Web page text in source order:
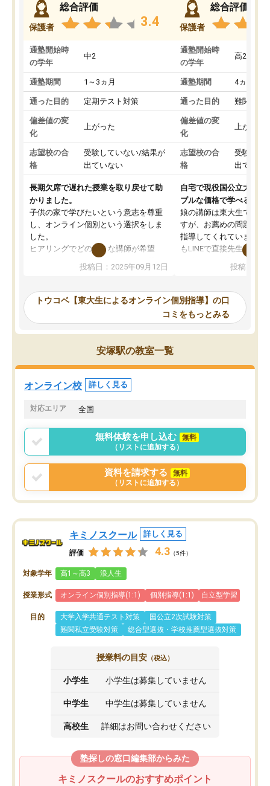
保護者
総合評価
3.4
通塾開始時
の学年
中2
通塾期間 1～3ヵ月
通った目的 定期テスト対策
偏差値の変
化
上がった
志望校の合
格
受験していない/結果が
出ていない
長期欠席で遅れた授業を取り戻せて助
かりました。
子供の家で学びたいという意志を尊重
し、オンライン個別という選択をしま
した。
ヒアリングでどのような講師が希望
か、オプションは付帯するかなど選ぶ
事が出来ました。
ーティングを行い、その講師で良いか
見てから講師を決定する事ができま
す。
うちの子は、初回面談の講師の方で決
オンラインツールを使用した単語帳の
共有があり宿題もそちらで出される形
でした。
言う事で講師変更の申し出があり、あ
まりに短期での変更だった為、塾に通
う事にして退会しました。遅れも取り
戻せ、授業内容や講師の方は良かった
と思います。
投稿日：2025年09月12日
保護者
総合評価
通塾開始時
の学年
高2
通塾期間 4ヵ月～1
通った目的 難関私立
偏差値の変
化
上がった
志望校の合
格
受験して
出ていな
自宅で現役国公立大学生
ブルな価格で学べる
娘の講師は東大生では無
すが、お薦めの問題集や
指導してくれています。
もLINEで直接先生に質問
めれるので、個人に合
いなのがあり(有料)、受
ことをどんなスケジュー
くか相談したのですが、
ち期待したものではなく
くなってきたようなので
投稿日：
トウコベ【東大生によるオンライン個別指導】の口
コミをもっとみる
安塚駅の教室一覧
オンライン校 詳しく見る
対応エリア 全国
無料体験を申し込む
無料
（リストに追加する）
資料を請求する
無料
（リストに追加する）
キミノスクール 詳しく見る
評価 4.3 （5件）
対象学年 高1～高3 浪人生
授業形式 オンライン個別指導(1:1) 個別指導(1:1) 自立型学習
目的 大学入学共通テスト対策
国公立2次試験対策
難関私立受験対策
総合型選抜・学校推薦型選抜対策
授業料の目安 （税込）
小学生 小学生は募集していません
中学生 中学生は募集していません
高校生 詳細はお問い合わせください
塾探しの窓口編集部からみた
キミノスクールのおすすめポイント